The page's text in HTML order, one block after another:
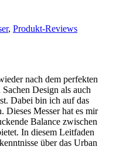
, Produkt-Reviews
nach dem perfekten
Design als auch
Dabei bin ich auf das
Dieses Messer hat es mir
Balance zwischen
In diesem Leitfaden
über das Urban